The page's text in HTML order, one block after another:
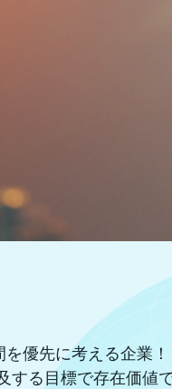
優先に考える企業！
する目標で存在価値で